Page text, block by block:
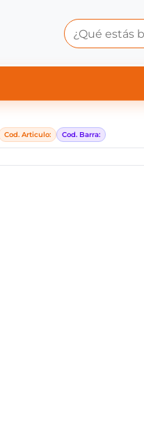
|
Cod. Articulo: Cod. Barra: